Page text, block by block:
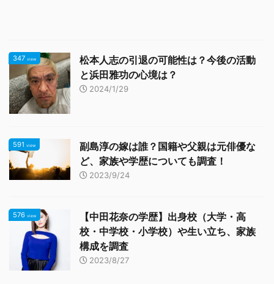
347 view
松本人志の引退の可能性は？今後の活動
と浜田雅功の心境は？
2024/1/29
591 view
副島淳の嫁は誰？国籍や父親は元俳優な
ど、家族や学歴についても調査！
2023/9/24
576 view
【中田花奈の学歴】出身校（大学・高
校・中学校・小学校）や生い立ち、家族
構成を調査
2023/8/27